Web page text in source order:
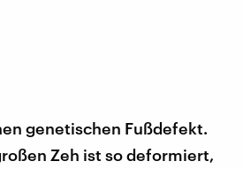
genetischen Fußdefekt.
Zeh ist so deformiert,